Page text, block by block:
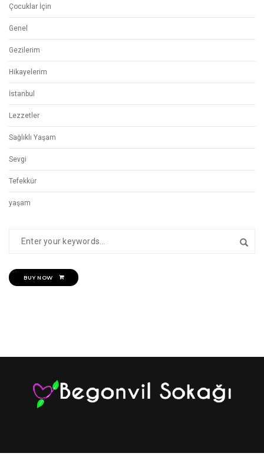
Çocuklar İçin
Genel
Gezilerim
Hikayelerim
İstanbul
Lezzetler
Sağlıklı Yaşam
Sevgi
Tefekkür
yaşam
BUY NOW